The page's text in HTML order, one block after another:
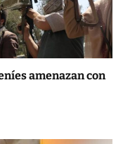
amenazan con